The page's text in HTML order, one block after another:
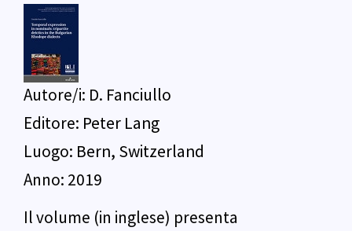
Autore/i: D. Fanciullo
Editore: Peter Lang
Luogo: Bern, Switzerland
Anno: 2019
Il volume (in inglese) presenta